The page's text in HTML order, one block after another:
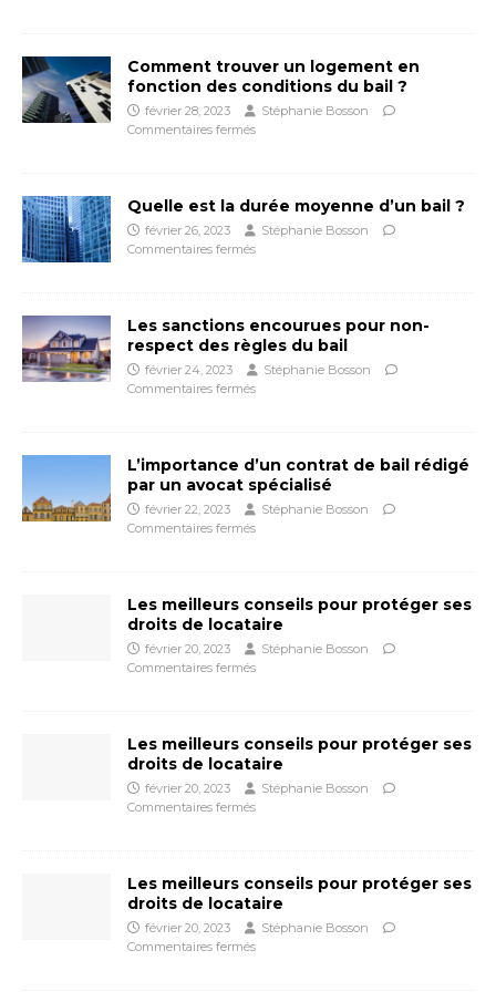
Comment trouver un logement en
fonction des conditions du bail ?
février 28, 2023
Stéphanie Bosson
Commentaires fermés
Quelle est la durée moyenne d’un bail ?
février 26, 2023
Stéphanie Bosson
Commentaires fermés
Les sanctions encourues pour non-
respect des règles du bail
février 24, 2023
Stéphanie Bosson
Commentaires fermés
L’importance d’un contrat de bail rédigé
par un avocat spécialisé
février 22, 2023
Stéphanie Bosson
Commentaires fermés
Les meilleurs conseils pour protéger ses
droits de locataire
février 20, 2023
Stéphanie Bosson
Commentaires fermés
Les meilleurs conseils pour protéger ses
droits de locataire
février 20, 2023
Stéphanie Bosson
Commentaires fermés
Les meilleurs conseils pour protéger ses
droits de locataire
février 20, 2023
Stéphanie Bosson
Commentaires fermés